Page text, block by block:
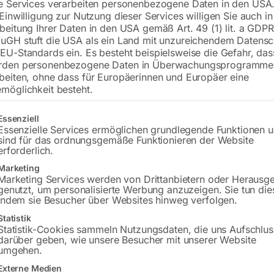
€276,00
inkl. MwSt. zzgl.Versandkosten
Lieferzeit:Versandbereit in KW 48/2026
Versandkosten Standard (Österreich):€
Bitte beachten Sie: Die Versandkosten
Produktsicherheit
Services verarbeiten personenbezogene Daten in den
zur Nutzung dieser Services willigen Sie auch
Ihrer Daten in den USA gemäß Art. 49 (1) lit. a
stuft die USA als ein Land mit unzureichendem
Standards ein. Es besteht beispielsweise die Gefahr,
personenbezogene Daten in
ohne dass für Europäerinnen und Europäer eine
besteht.
eine Liste der Service-Gruppen, für die eine Einwilligung erteilt
Services ermöglichen grundlegende Funktionen
für das ordnungsgemäße Funktionieren der Website
Services werden von Drittanbietern oder
um personalisierte Werbung anzuzeigen. Sie tun
sie Besucher über Websites hinweg verfolgen.
Cookies sammeln Nutzungsdaten, die uns
geben, wie unsere Besucher mit unserer Website
Medien